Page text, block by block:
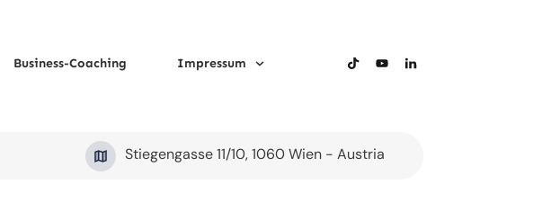
Business-Coaching Impressum
Stiegengasse 11/10, 1060 Wien - Austria